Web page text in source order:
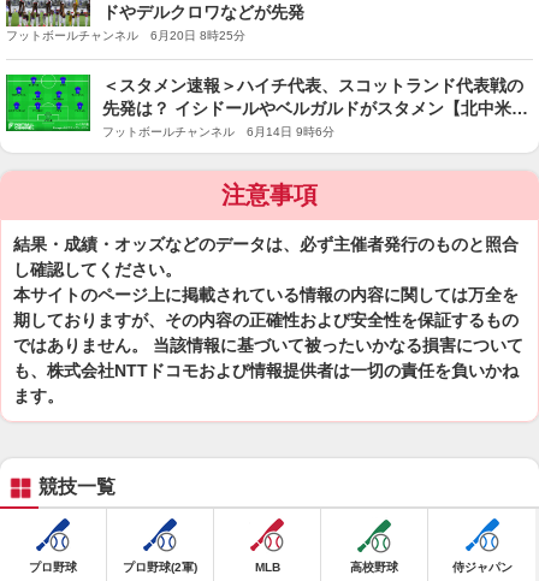
ドやデルクロワなどが先発
フットボールチャンネル 6月20日 8時25分
＜スタメン速報＞ハイチ代表、スコットランド代表戦の
先発は？ イシドールやベルガルドがスタメン【北中米W
杯】
フットボールチャンネル 6月14日 9時6分
注意事項
結果・成績・オッズなどのデータは、必ず主催者発行のものと照合
し確認してください。
本サイトのページ上に掲載されている情報の内容に関しては万全を
期しておりますが、その内容の正確性および安全性を保証するもの
ではありません。 当該情報に基づいて被ったいかなる損害について
も、株式会社NTTドコモおよび情報提供者は一切の責任を負いかね
ます。
競技一覧
プロ野球 プロ野球(2軍) MLB 高校野球 侍ジャパン